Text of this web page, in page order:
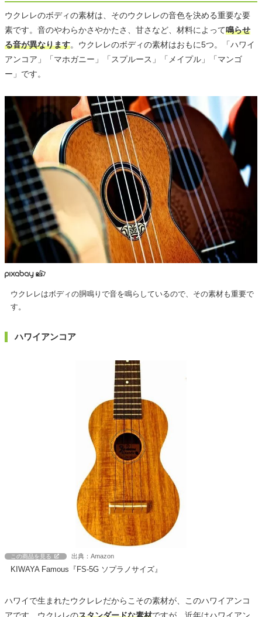
ウクレレのボディの素材は、そのウクレレの音色を決める重要な要
素です。音のやわらかさやかたさ、甘さなど、材料によって鳴らせ
る音が異なります。ウクレレのボディの素材はおもに5つ。「ハワイ
アンコア」「マホガニー」「スプルース」「メイプル」「マンゴ
ー」です。
ウクレレはボディの胴鳴りで音を鳴らしているので、その素材も重要で
す。
ハワイアンコア
この商品を見る 出典：Amazon
KIWAYA Famous『FS-5G ソプラノサイズ』
ハワイで生まれたウクレレだからこその素材が、このハワイアンコ
アです。ウクレレのスタンダードな素材ですが、近年はハワイアン